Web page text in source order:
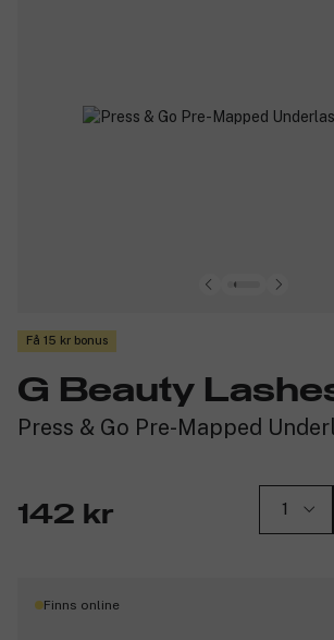
Få 15 kr bonus
G Beauty
Press & Go Pre-Mapped
142 kr
Finns online